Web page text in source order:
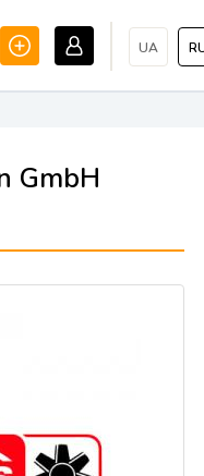
UA
GmbH